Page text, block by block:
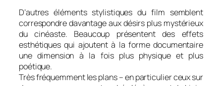
D’autres éléments stylistiques du film semblent
correspondre davantage aux désirs plus mystérieux
du cinéaste. Beaucoup présentent des effets
esthétiques qui ajoutent à la forme documentaire
une dimension à la fois plus physique et plus
poétique.
Très fréquemment les plans – en particulier ceux sur